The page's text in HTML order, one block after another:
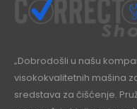
„Dobrodošli u našu
visokokvalitetnih mašina
sredstava za čišćenje.